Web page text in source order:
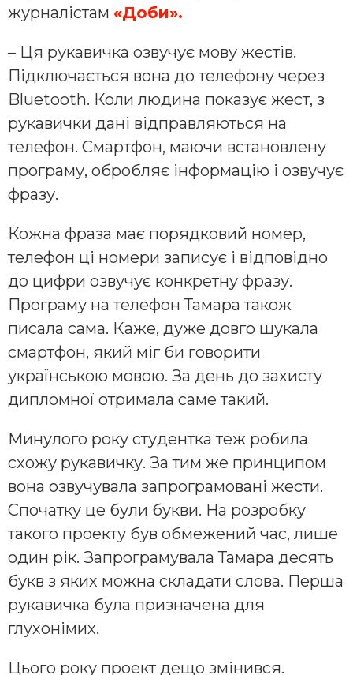
журналістам «Доби».
– Ця рукавичка озвучує мову жестів.
Підключається вона до телефону через
Bluetooth. Коли людина показує жест, з
рукавички дані відправляються на
телефон. Смартфон, маючи встановлену
програму, обробляє інформацію і озвучує
фразу.
Кожна фраза має порядковий номер,
телефон ці номери записує і відповідно
до цифри озвучує конкретну фразу.
Програму на телефон Тамара також
писала сама. Каже, дуже довго шукала
смартфон, який міг би говорити
українською мовою. За день до захисту
дипломної отримала саме такий.
Минулого року студентка теж робила
схожу рукавичку. За тим же принципом
вона озвучувала запрограмовані жести.
Спочатку це були букви. На розробку
такого проекту був обмежений час, лише
один рік. Запрограмувала Тамара десять
букв з яких можна складати слова. Перша
рукавичка була призначена для
глухонімих.
Цього року проект дещо змінився.